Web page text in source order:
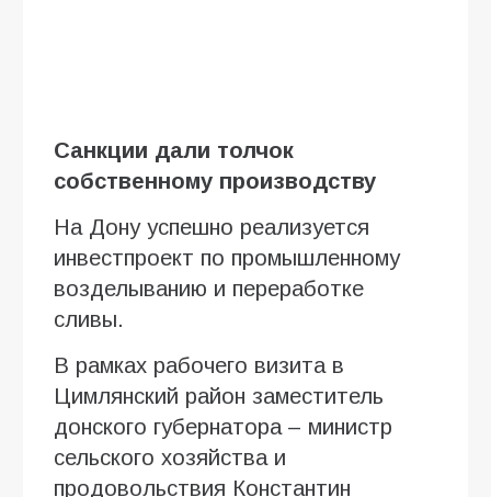
Санкции дали толчок
собственному производству
На Дону успешно реализуется
инвестпроект по промышленному
возделыванию и переработке
сливы.
В рамках рабочего визита в
Цимлянский район заместитель
донского губернатора – министр
сельского хозяйства и
продовольствия Константин